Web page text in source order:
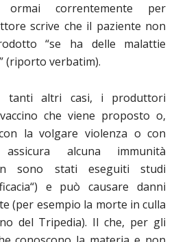
ormai correntemente per
scrive che il paziente non
“se ha delle malattie
(riporto verbatim).
tanti altri casi, i produttori
che viene proposto o,
la volgare violenza o con
alcuna immunità
sono stati eseguiti studi
e può causare danni
(per esempio la morte in culla
del Tripedia). Il che, per gli